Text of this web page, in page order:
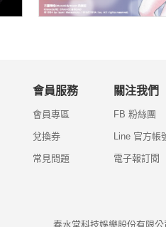
會員服務
會員專區
兌換券
常見問題
關注我們
FB 粉絲團
Line 官方帳
電子報訂閱
春水堂科技娛樂股份有限